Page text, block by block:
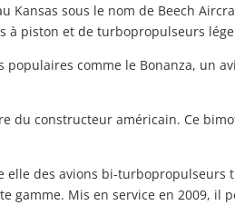
Kansas sous le nom de Beech
à piston et de turbopropulseurs
populaires comme le Bonanza, un
du constructeur américain. Ce
elle des avions bi-
gamme. Mis en service en 2009,